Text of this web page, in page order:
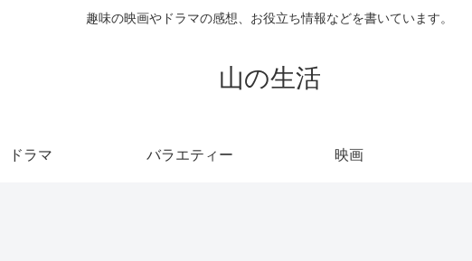
趣味の映画やドラマの感想、お役立ち情報などを書いています。
山の生活
ドラマ バラエティー 映画